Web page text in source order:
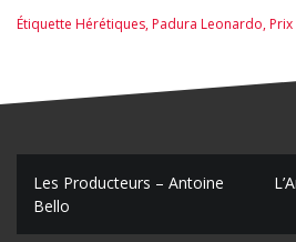
Étiquette Hérétiques,Padura Leonardo,
N
a
Les Producteurs – Antoine
Bello